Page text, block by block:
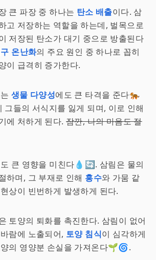
큰 파장 중 하나는 탄소 배출이다. 삼
고 저장하는 역할을 하는데, 벌목으로
저장된 탄소가 대기 중으로 방출된다
온난화의 주요 원인 중 하나로 꼽히
이 급격히 증가한다.
생물 다양성에도 큰 타격을 준다🐅
그들의 서식지를 잃게 되며, 이로 인해
에 처하게 된다. 잠깐, 나의 마음도 절
큰 영향을 미친다💧🔄. 삼림은 물의
하며, 그 부재로 인해 홍수와 가뭄 같
상이 빈번하게 발생하게 된다.
토양의 퇴화를 촉진한다. 삼림이 없어
람에 노출되어, 토양 침식이 심각하게
의 영양분 손실을 가져온다🌱🌀.